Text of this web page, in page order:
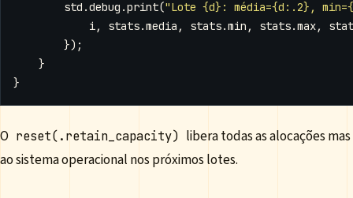
std .debug .print("Lote {d}: média={d:.2},
i, stats.media , stats.min , stats.max,
});
}
}
O reset(.retain_capacity) libera todas as alocações
ao sistema operacional nos próximos lotes.